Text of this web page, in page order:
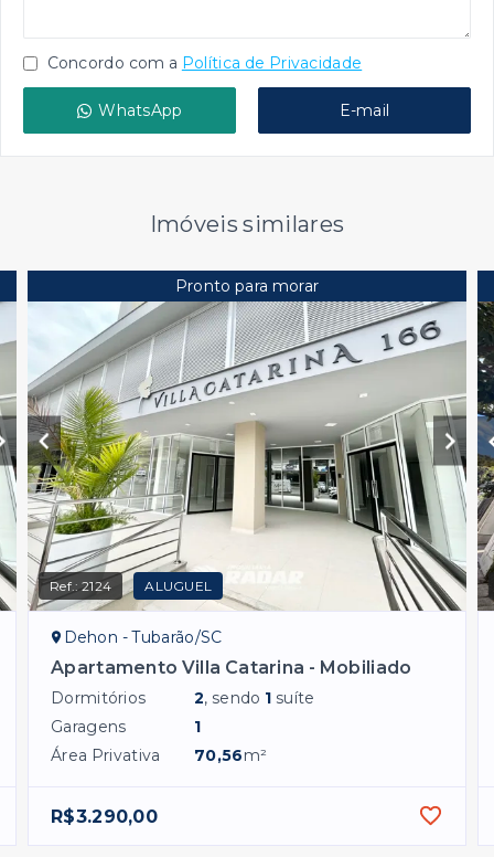
Concordo com a Política de Privacidade
WhatsApp E-mail
Imóveis similares
Pronto para morar
Ref.:2124 ALUGUEL
Dehon - Tubarão/SC
Apartamento Villa Catarina - Mobiliado
Dormitórios 2, sendo 1 suíte
Garagens
1
Área Privativa
70,56m²
R$3.290,00